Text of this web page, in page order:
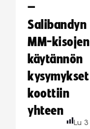
–
Salibandyn
MM-kisojen
käytännön
kysymykset
koottiin
yhteen
Lu 3